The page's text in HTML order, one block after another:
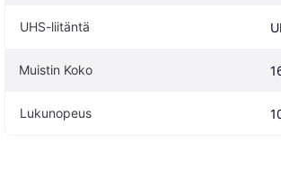
UHS-liitäntä
Muistin Koko
Lukunopeus